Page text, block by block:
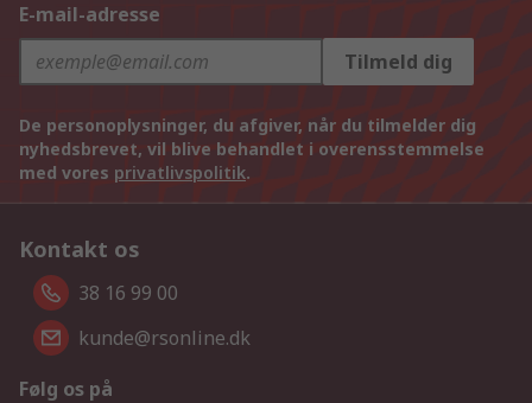
E-mail-adresse
Tilmeld dig
De personoplysninger, du afgiver, når du tilmelder dig
nyhedsbrevet, vil blive behandlet i overensstemmelse
med vores privatlivspolitik.
Kontakt os
38 16 99 00
kunde@rsonline.dk
Følg os på